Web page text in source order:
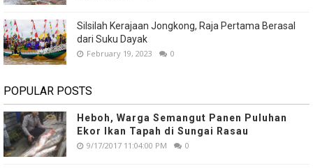
Silsilah Kerajaan Jongkong, Raja Pertama Berasal
dari Suku Dayak
February 19, 2023 0
POPULAR POSTS
Heboh, Warga Semangut Panen Puluhan
Ekor Ikan Tapah di Sungai Rasau
9/17/2017 11:04:00 PM 0